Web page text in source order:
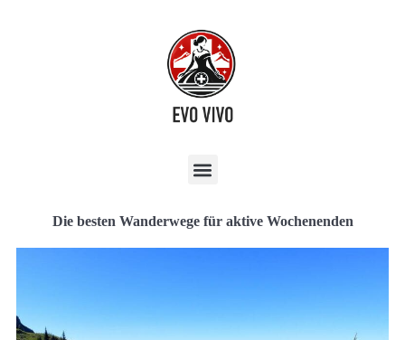
Die besten Wanderwege für aktive Wochenenden